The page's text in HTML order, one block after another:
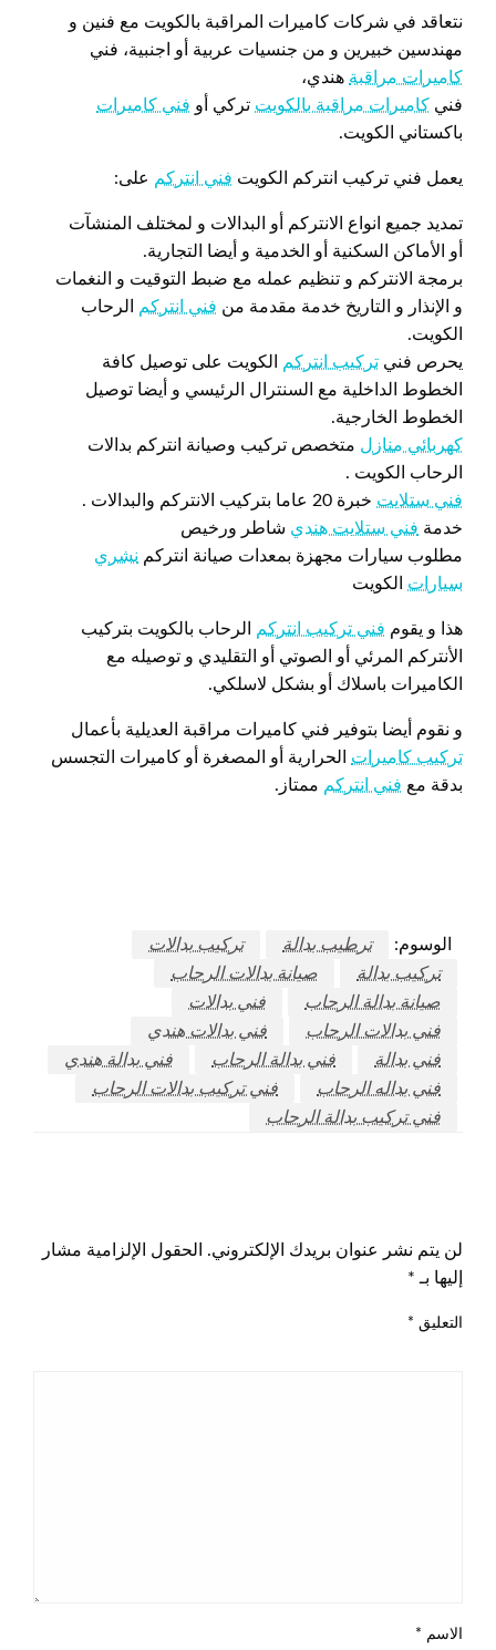
نتعاقد في شركات كاميرات المراقبة بالكويت مع فنين و
مهندسين خبيرين و من جنسيات عربية أو اجنبية، فني
كاميرات مراقبة هندي،
فني كاميرات مراقبة بالكويت تركي أو فني كاميرات
باكستاني الكويت.
يعمل فني تركيب انتركم الكويت فني انتركم على:
تمديد جميع انواع الانتركم أو البدالات و لمختلف المنشآت
أو الأماكن السكنية أو الخدمية و أيضا التجارية.
برمجة الانتركم و تنظيم عمله مع ضبط التوقيت و النغمات
و الإنذار و التاريخ خدمة مقدمة من فني انتركم
الرحاب
الكويت.
يحرص فني تركيب انتركم
الكويت على توصيل كافة
الخطوط الداخلية مع السنترال الرئيسي و أيضا توصيل
الخطوط الخارجية.
كهربائي منازل متخصص تركيب وصيانة انتركم بدالات
الرحاب الكويت .
فني ستلايت خبرة 20 عاما بتركيب الانتركم والبدالات .
خدمة فني ستلايت هندي شاطر ورخيص
مطلوب سيارات مجهزة بمعدات صيانة انتركم نشري
سيارات الكويت
هذا و يقوم فني تركيب انتركم
الرحاب بالكويت بتركيب
الأنتركم المرئي أو الصوتي أو التقليدي و توصيله مع
الكاميرات باسلاك أو بشكل لاسلكي.
و نقوم أيضا بتوفير فني كاميرات مراقبة العديلية بأعمال
تركيب كاميرات الحرارية أو المصغرة أو كاميرات التجسس
بدقة مع فني انتركم ممتاز.
الوسوم: ترطيب بدالة
تركيب بدالات
تركيب بدالة
صيانة بدالات الرحاب
صيانة بدالة الرحاب
فني بدالات
فني بدالات الرحاب
فني بدالات هندي
فني بدالة
فني بدالة الرحاب
فني بدالة هندي
فني بداله الرحاب
فني تركيب بدالات الرحاب
فني تركيب بدالة الرحاب
لن يتم نشر عنوان بريدك الإلكتروني.
الحقول الإلزامية مشار
إليها بـ *
التعليق *
الاسم *